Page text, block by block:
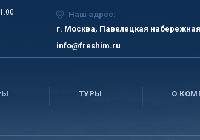
Наш адрес:
г. Москва, Павелецкая набережная
info@freshim.ru
ТУРЫ О